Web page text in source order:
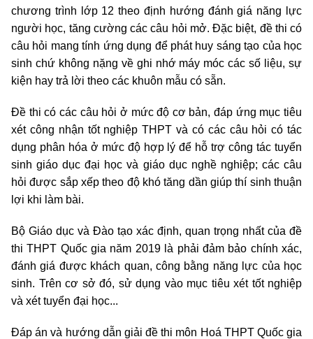
chương trình lớp 12 theo định hướng đánh giá năng lực
người học, tăng cường các câu hỏi mở. Đặc biệt, đề thi có
câu hỏi mang tính ứng dụng để phát huy sáng tạo của học
sinh chứ không nặng về ghi nhớ máy móc các số liệu, sự
kiện hay trả lời theo các khuôn mẫu có sẵn.
Đề thi có các câu hỏi ở mức độ cơ bản, đáp ứng mục tiêu
xét công nhận tốt nghiệp THPT và có các câu hỏi có tác
dụng phân hóa ở mức độ hợp lý để hỗ trợ công tác tuyển
sinh giáo dục đại học và giáo dục nghề nghiệp; các câu
hỏi được sắp xếp theo độ khó tăng dần giúp thí sinh thuận
lợi khi làm bài.
Bộ Giáo dục và Đào tạo xác định, quan trọng nhất của đề
thi THPT Quốc gia năm 2019 là phải đảm bảo chính xác,
đánh giá được khách quan, công bằng năng lực của học
sinh. Trên cơ sở đó, sử dụng vào mục tiêu xét tốt nghiệp
và xét tuyển đại học...
Đáp án và hướng dẫn giải đề thi môn Hoá THPT Quốc gia